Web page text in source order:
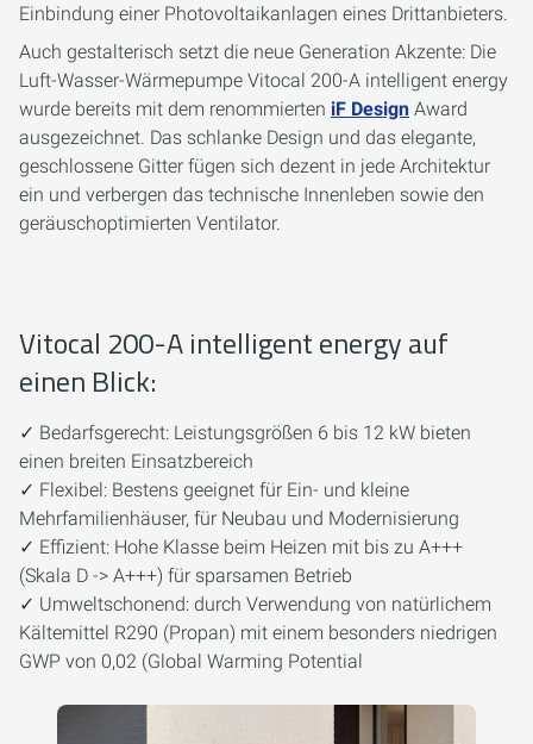
Einbindung einer Photovoltaikanlagen eines Drittanbieters.
Auch gestalterisch setzt die neue Generation Akzente: Die
Luft-Wasser-Wärmepumpe Vitocal 200-A intelligent energy
wurde bereits mit dem renommierten iF Design Award
ausgezeichnet. Das schlanke Design und das elegante,
geschlossene Gitter fügen sich dezent in jede Architektur
ein und verbergen das technische Innenleben sowie den
geräuschoptimierten Ventilator.
Vitocal 200-A intelligent energy auf
einen Blick:
✓ Bedarfsgerecht: Leistungsgrößen 6 bis 12 kW bieten
einen breiten Einsatzbereich
✓ Flexibel: Bestens geeignet für Ein- und kleine
Mehrfamilienhäuser, für Neubau und Modernisierung
✓ Effizient: Hohe Klasse beim Heizen mit bis zu A+++
(Skala D -> A+++) für sparsamen Betrieb
✓ Umweltschonend: durch Verwendung von natürlichem
Kältemittel R290 (Propan) mit einem besonders niedrigen
GWP von 0,02 (Global Warming Potential